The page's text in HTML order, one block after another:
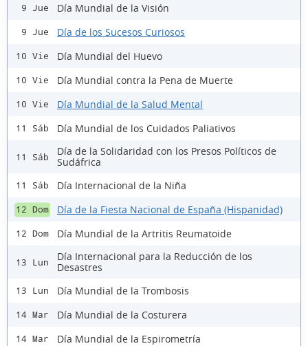
9 Jue Día Mundial de la Visión
9 Jue Día de los Sucesos Curiosos
10 Vie Día Mundial del Huevo
10 Vie Día Mundial contra la Pena de Muerte
10 Vie Día Mundial de la Salud Mental
11 Sáb Día Mundial de los Cuidados Paliativos
11 Sáb
Día de la Solidaridad con los Presos Políticos de
Sudáfrica
11 Sáb Día Internacional de la Niña
12 Dom Día de la Fiesta Nacional de España (Hispanidad)
12 Dom Día Mundial de la Artritis Reumatoide
13 Lun
Día Internacional para la Reducción de los
Desastres
13 Lun Día Mundial de la Trombosis
14 Mar Día Mundial de la Costurera
14 Mar Día Mundial de la Espirometría